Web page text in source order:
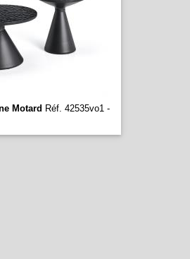
Motard Réf. 42535vo1 -